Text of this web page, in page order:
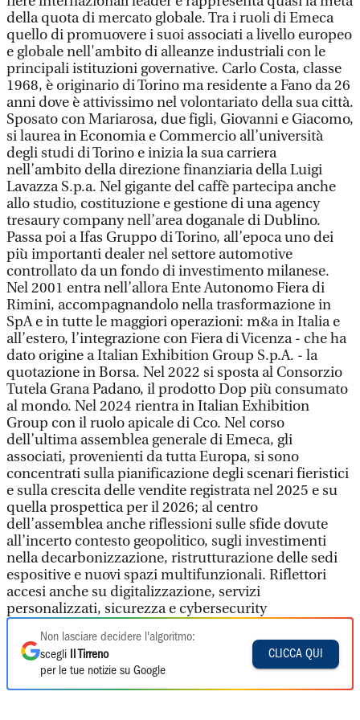
della quota di mercato globale. Tra i ruoli di Emeca
quello di promuovere i suoi associati a livello europeo
e globale nell'ambito di alleanze industriali con le
principali istituzioni governative. Carlo Costa, classe
1968, è originario di Torino ma residente a Fano da 26
anni dove è attivissimo nel volontariato della sua città.
Sposato con Mariarosa, due figli, Giovanni e Giacomo,
si laurea in Economia e Commercio all’università
degli studi di Torino e inizia la sua carriera
nell’ambito della direzione finanziaria della Luigi
Lavazza S.p.a. Nel gigante del caffè partecipa anche
allo studio, costituzione e gestione di una agency
tresaury company nell’area doganale di Dublino.
Passa poi a Ifas Gruppo di Torino, all’epoca uno dei
più importanti dealer nel settore automotive
controllato da un fondo di investimento milanese.
Nel 2001 entra nell’allora Ente Autonomo Fiera di
Rimini, accompagnandolo nella trasformazione in
SpA e in tutte le maggiori operazioni: m&a in Italia e
all’estero, l’integrazione con Fiera di Vicenza - che ha
dato origine a Italian Exhibition Group S.p.A. - la
quotazione in Borsa. Nel 2022 si sposta al Consorzio
Tutela Grana Padano, il prodotto Dop più consumato
al mondo. Nel 2024 rientra in Italian Exhibition
Group con il ruolo apicale di Cco. Nel corso
dell’ultima assemblea generale di Emeca, gli
associati, provenienti da tutta Europa, si sono
concentrati sulla pianificazione degli scenari fieristici
e sulla crescita delle vendite registrata nel 2025 e su
quella prospettica per il 2026; al centro
dell’assemblea anche riflessioni sulle sfide dovute
all’incerto contesto geopolitico, sugli investimenti
nella decarbonizzazione, ristrutturazione delle sedi
espositive e nuovi spazi multifunzionali. Riflettori
accesi anche su digitalizzazione, servizi
personalizzati, sicurezza e cybersecurity
Non lasciare decidere l'algoritmo:
scegli
Il Tirreno
per le tue notizie su Google
CLICCA QUI